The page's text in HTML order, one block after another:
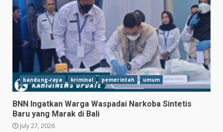
bandung-raya kriminal pemerintah umum
BNN Ingatkan Warga Waspadai Narkoba Sintetis
Baru yang Marak di Bali
July 27, 2026